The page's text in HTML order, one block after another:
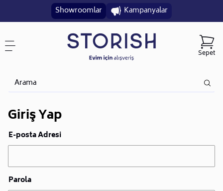
Showroomlar Kampanyalar
Sepet
Giriş Yap
E-posta Adresi
Parola